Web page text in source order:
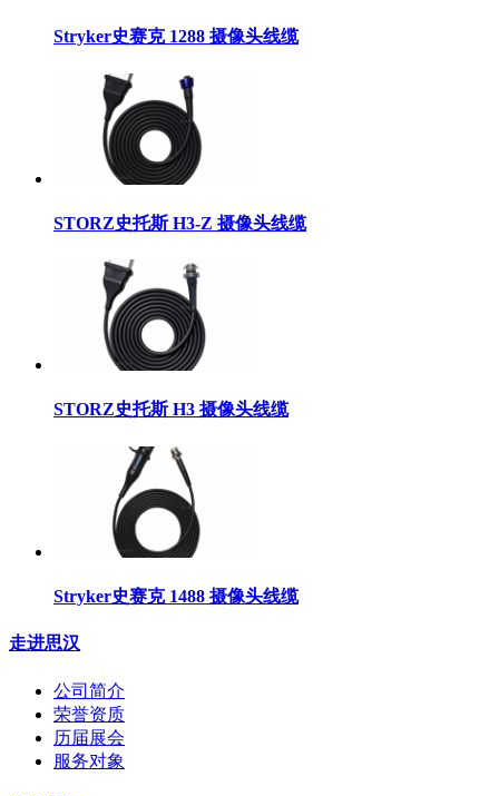
Stryker史赛克 1288 摄像头线缆
STORZ史托斯 H3-Z 摄像头线缆
STORZ史托斯 H3 摄像头线缆
Stryker史赛克 1488 摄像头线缆
走进思汉
公司简介
荣誉资质
历届展会
服务对象